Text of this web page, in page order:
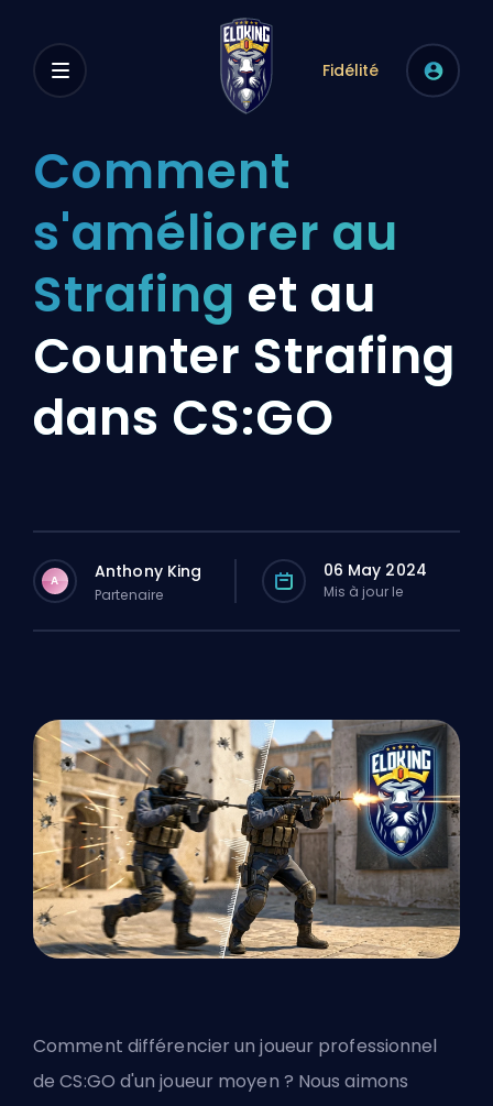
Fidélité
Comment
s'améliorer au
Strafing et au
Counter Strafing
dans CS:GO
A Anthony King
Partenaire
06 May 2024
Mis à jour le
Comment différencier un joueur professionnel
de CS:GO d'un joueur moyen ? Nous aimons